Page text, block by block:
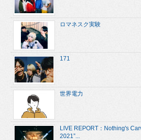
ロマネスク実験
171
世界電力
LIVE REPORT：Nothing's
2021”...